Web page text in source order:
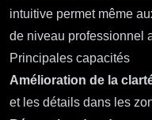
intuitive permet même
de niveau professionnel
Principales capacités
Amélioration de la
et les détails dans les